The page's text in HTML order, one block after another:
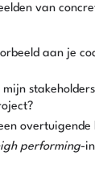
van
aan je
mijn
overtuigende
performing-